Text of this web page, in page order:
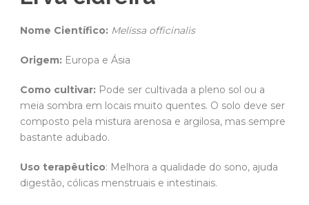
Nome Científico: Melissa officinalis
Origem: Europa e Ásia
Como cultivar: Pode ser cultivada a pleno sol ou a
meia sombra em locais muito quentes. O solo deve ser
composto pela mistura arenosa e argilosa, mas sempre
bastante adubado.
Uso terapêutico: Melhora a qualidade do sono, ajuda
digestão, cólicas menstruais e intestinais.